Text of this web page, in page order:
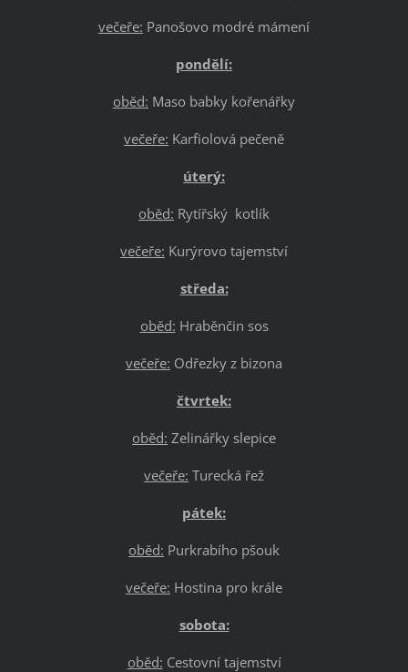
večeře: Panošovo modré mámení
pondělí:
oběd: Maso babky kořenářky
večeře: Karfiolová pečeně
úterý:
oběd: Rytířský kotlík
večeře: Kurýrovo tajemství
středa:
oběd: Hraběnčin sos
večeře: Odřezky z bizona
čtvrtek:
oběd: Zelinářky slepice
večeře: Turecká řež
pátek:
oběd: Purkrabího pšouk
večeře: Hostina pro krále
sobota:
oběd: Cestovní tajemství